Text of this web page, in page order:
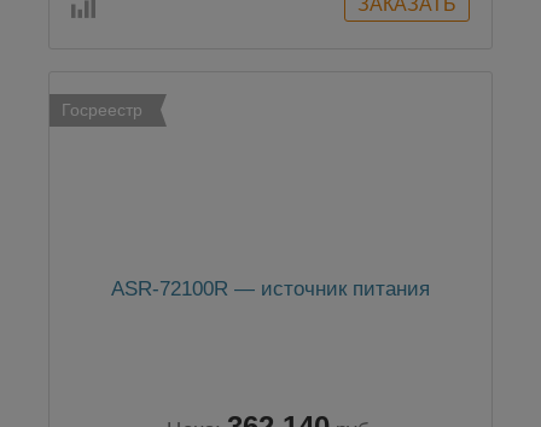
Госреестр
ASR-72100R — источник питания